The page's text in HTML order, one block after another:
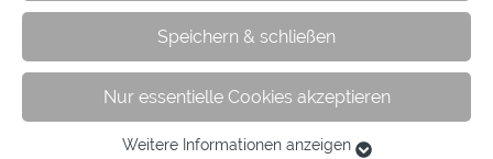
Sie
hier:
Startseite Aktuelles Newsfeed
Westfälische Meisterschaften in der Pony-
Vielseitkeit
Speichern & schließen
Nur essentielle Cookies akzeptieren
Weitere Informationen anzeigen